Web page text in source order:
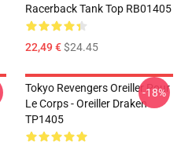
Racerback Tank Top RB01405
22,49 €$24.45
Tokyo Revengers Oreiller Pour
Le Corps - Oreiller Draken
TP1405
-18%